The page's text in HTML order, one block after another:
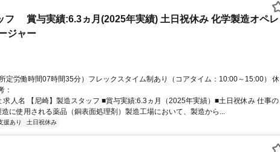
フ 賞与実績:6.3ヵ月(2025年実績) 土日祝休み 化学製造オペレ
ジャー
定労働時間07時間35分）フレックスタイム制あり（コアタイム：10:00～15:00） 休
：
求人名 【尼崎】製造スタッフ ■賞与実績:6.3ヵ月（2025年実績）■土日祝休み 仕事の
に使用される薬品（銅表面処理剤）製造工場において、製造から...
援あり 土日祝休み